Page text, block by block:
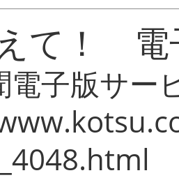
て！ 電
電子版サー